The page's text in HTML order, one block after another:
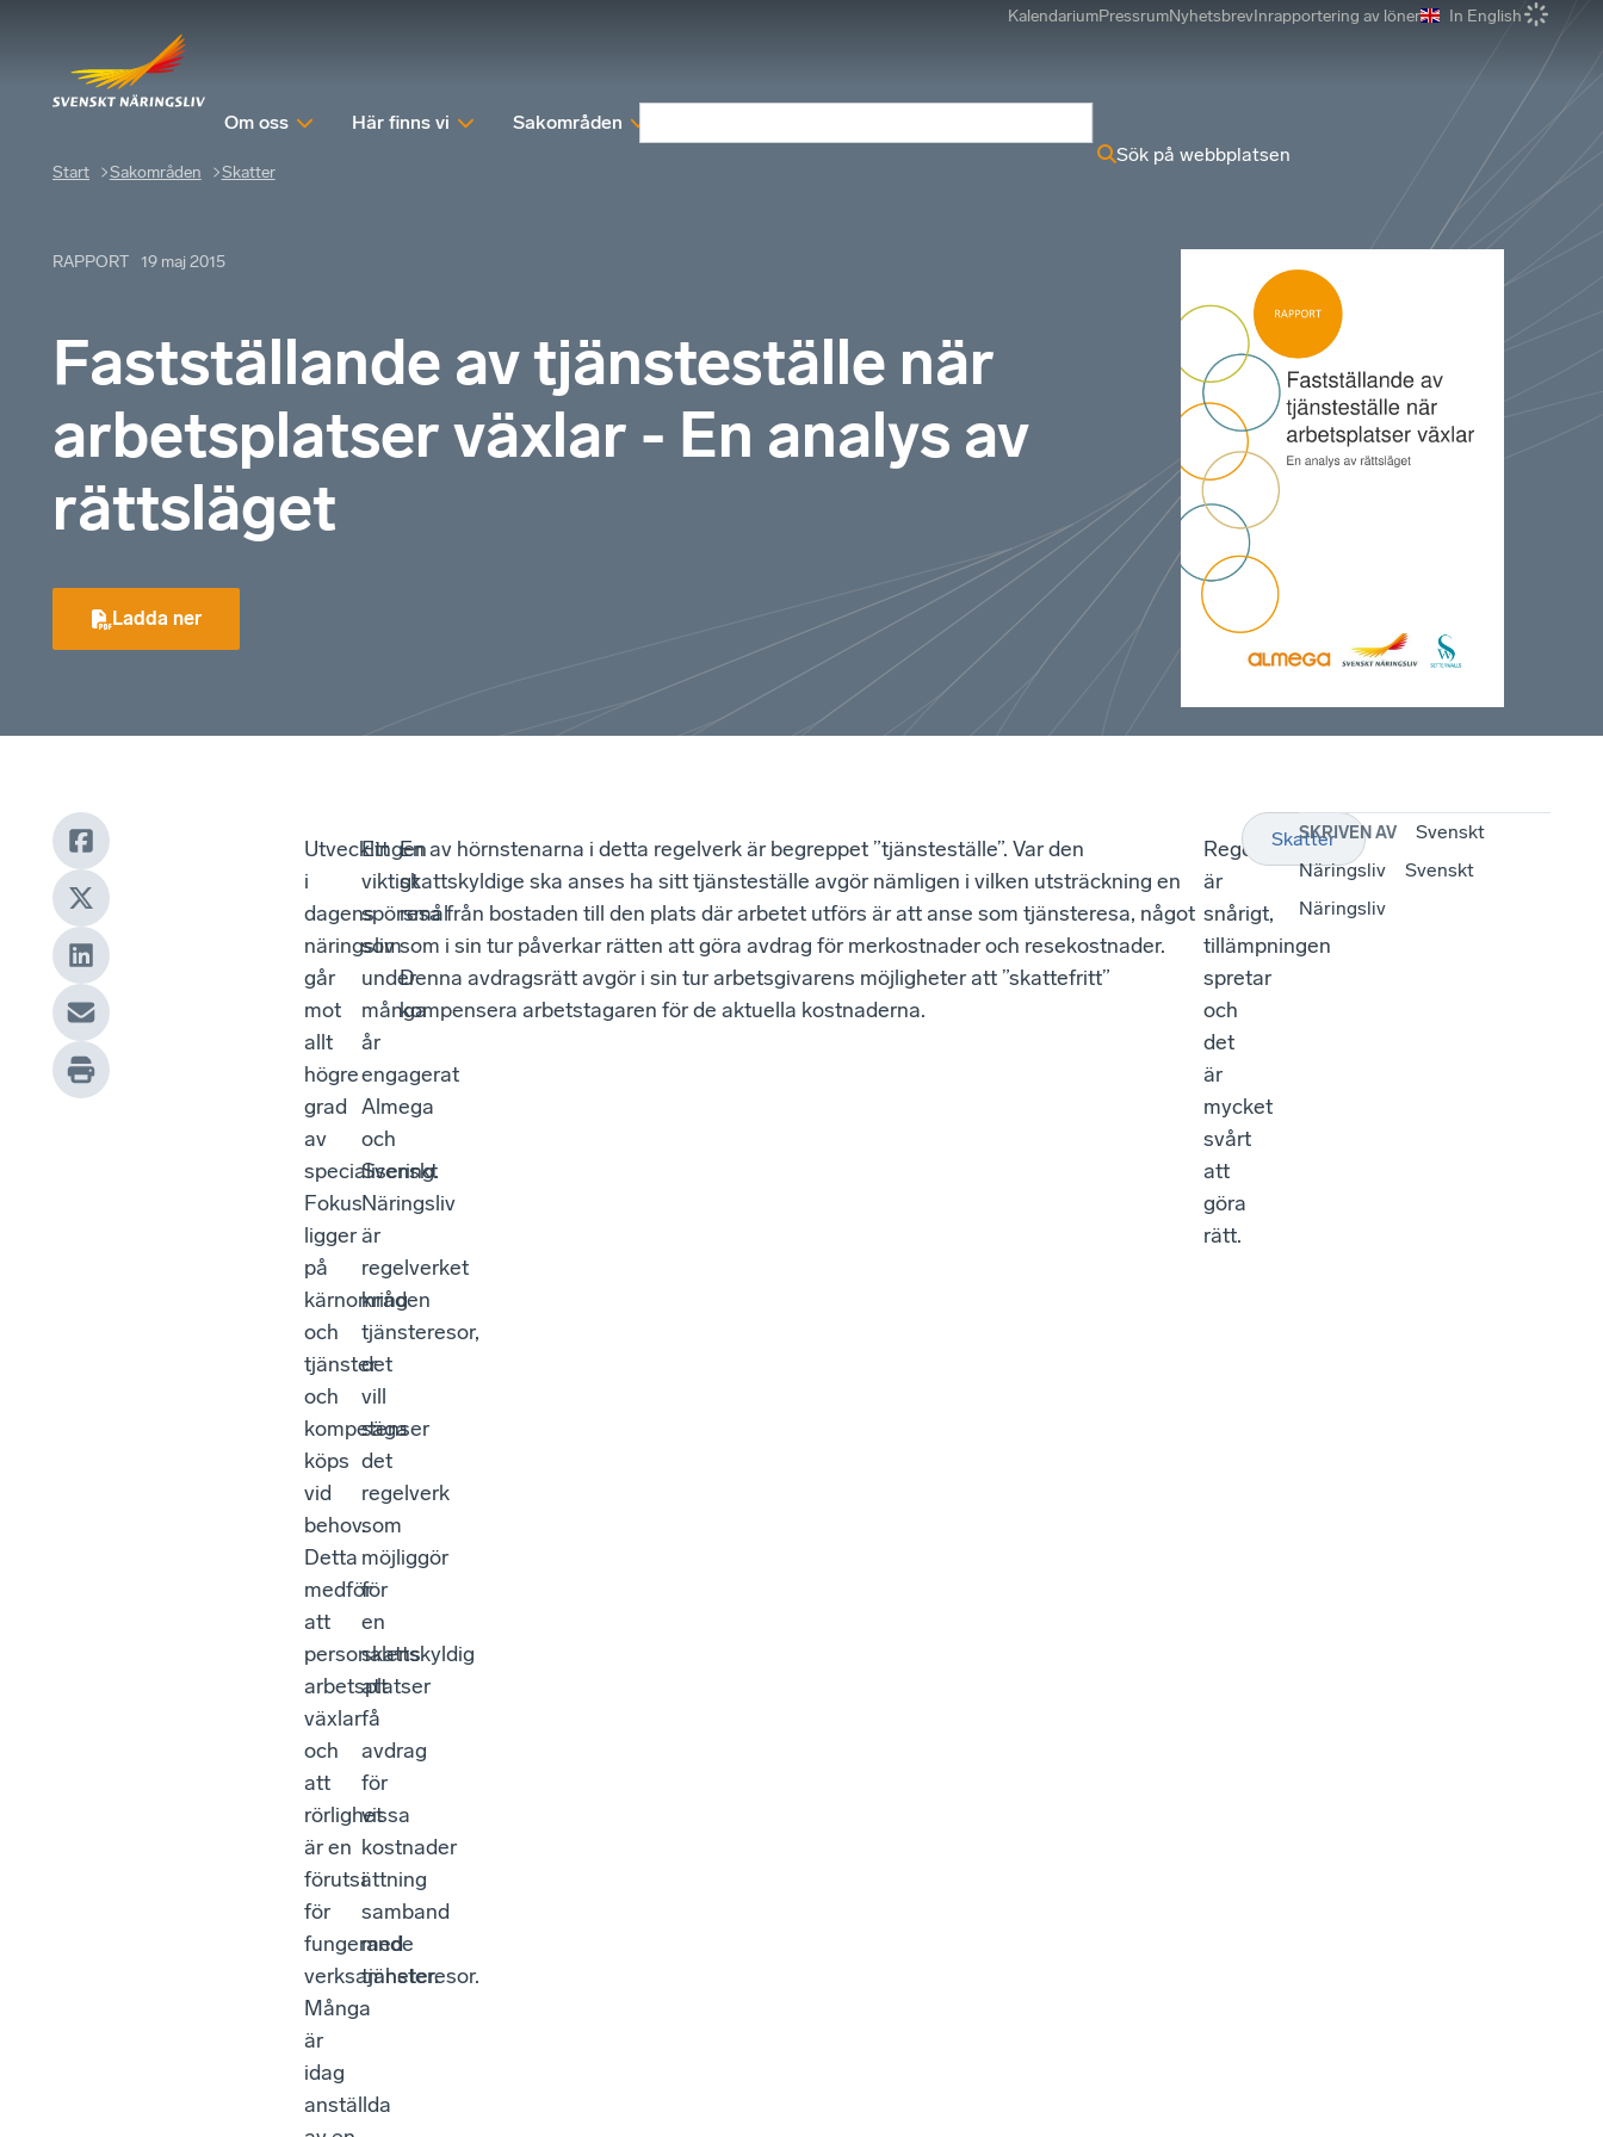
KalendariumPressrumNyhetsbrevInrapportering av löner In English
Om oss Här finns vi Sakområden
Sök på webbplatsen
Start Sakområden Skatter
RAPPORT 19 maj 2015
Fastställande av tjänsteställe när
arbetsplatser växlar - En analys av
rättsläget
Ladda ner
Utvecklingen
i
dagens
näringsliv
går
mot
allt
högre
grad
av
specialisering.
Fokus
ligger
på
kärnområden
och
tjänster
och
kompetenser
köps
vid
behov.
Detta
medför
att
personalens
arbetsplatser
växlar
och
att
rörlighet
är en
förutsättning
för
fungerande
verksamheter.
Många
är
idag
anställda
Ett
viktigt
spörsmål
som
under
många
år
engagerat
Almega
och
Svenskt
Näringsliv
är
regelverket
kring
tjänsteresor,
det
vill
säga
det
regelverk
som
möjliggör
för
en
skattskyldig
att
få
avdrag
för
vissa
kostnader
i
samband
med
tjänsteresor.
En av hörnstenarna i detta regelverk är begreppet ”tjänsteställe”. Var den
skattskyldige ska anses ha sitt tjänsteställe avgör nämligen i vilken utsträckning en
resa från bostaden till den plats där arbetet utförs är att anse som tjänsteresa, något
som i sin tur påverkar rätten att göra avdrag för merkostnader och resekostnader.
Denna avdragsrätt avgör i sin tur arbetsgivarens möjligheter att ”skattefritt”
kompensera arbetstagaren för de aktuella kostnaderna.
Regelverket
är
snårigt,
tillämpningen
spretar
och
det
är
mycket
svårt
att
göra
rätt.
Skatter
SKRIVEN AV
Svenskt
Näringsliv
Svenskt
Näringsliv